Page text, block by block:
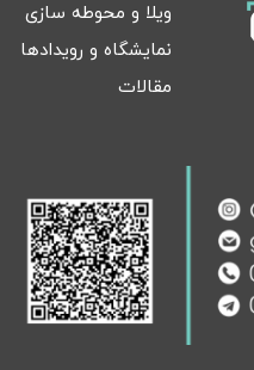
ویلا و محوطه سازی
نمایشگاه و رویدادها
مقالات